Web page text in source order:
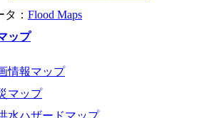
： Flood Maps
ップ
情報マップ
マップ